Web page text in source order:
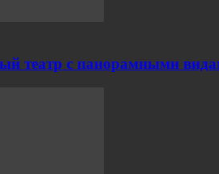
театр с панорамными